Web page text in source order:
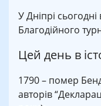
У Дніпрі
Благодійного
Цей день в
1790 – помер
авторів